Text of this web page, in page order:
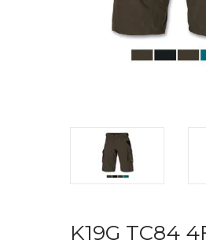
K19G TC84